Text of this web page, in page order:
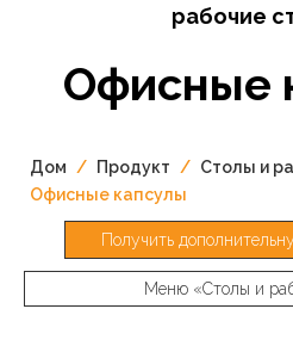
рабочие
Офисные
Дом / Продукт / Столы и
Офисные капсулы
Получить
Меню «Столы и